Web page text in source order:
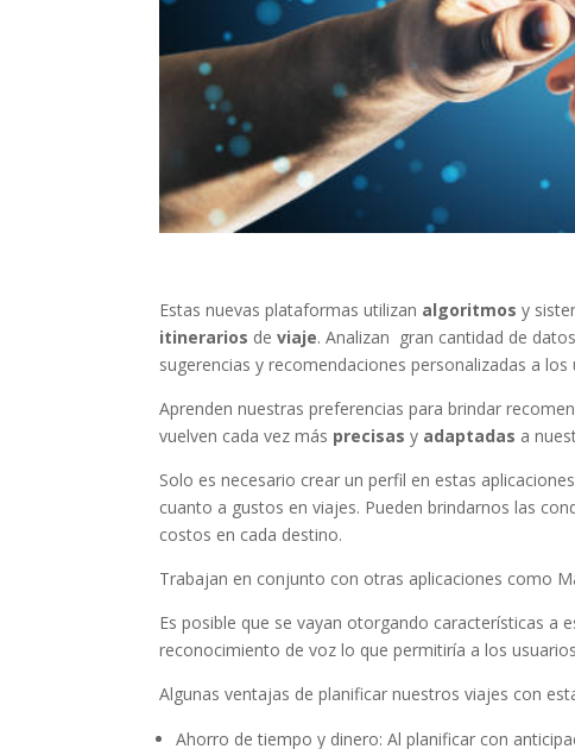
Estas nuevas plataformas utilizan algoritmos y
itinerarios deviaje. Analizan gran cantidad de
sugerencias y recomendaciones personalizadas a los
Aprenden nuestras preferencias para brindar
vuelven cada vez más precisas y adaptadas a
Solo es necesario crear un perfil en estas
cuanto a gustos en viajes. Pueden brindarnos las
costos en cada destino.
Trabajan en conjunto con otras aplicaciones como
Es posible que se vayan otorgando características a
reconocimiento de voz lo que permitiría a los
Algunas ventajas de planificar nuestros viajes con
Ahorro de tiempo y dinero: Al planificar con